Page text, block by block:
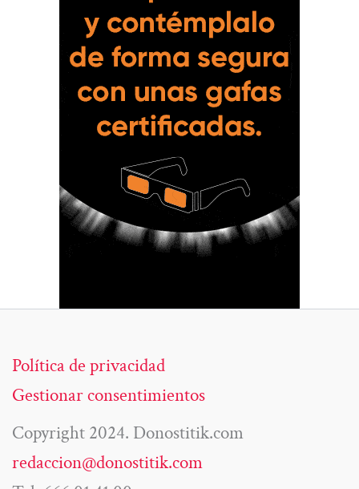
Política de privacidad
Gestionar consentimientos
Copyright 2024. Donostitik.com
redaccion@donostitik.com